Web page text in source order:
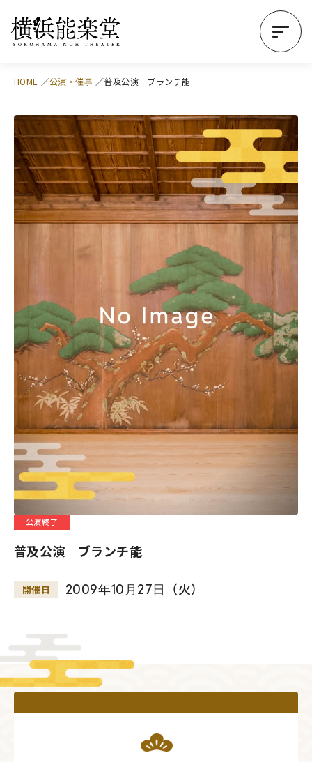
HOME 公演・催事 普及公演 ブランチ能
公演終了
普及公演 ブランチ能
開催日 2009年10 月 27日 （火）